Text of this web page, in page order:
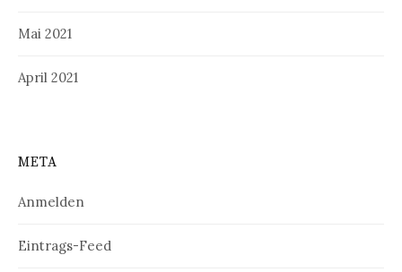
Mai 2021
April 2021
META
Anmelden
Eintrags-Feed